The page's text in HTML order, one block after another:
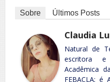
Sobre Últimos Posts
Claudia
Natural de
escritora
Acadêmica
FEBACLA; é